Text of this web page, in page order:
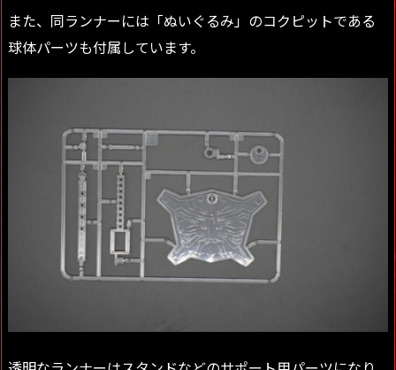
また、同ランナーには「ぬいぐるみ」のコクピットである
球体パーツも付属しています。